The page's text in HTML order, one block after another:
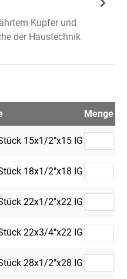
Kupfer und
der Haustechnik
Menge
15x1/2"x15 IG
18x1/2"x18 IG
22x1/2"x22 IG
22x3/4"x22 IG
28x1/2"x28 IG